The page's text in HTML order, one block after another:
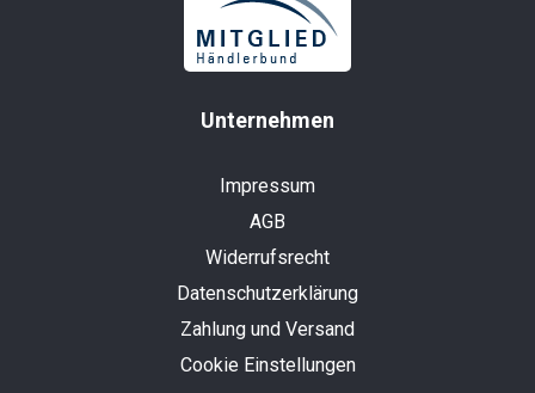
Unternehmen
Impressum
AGB
Widerrufsrecht
Datenschutzerklärung
Zahlung und Versand
Cookie Einstellungen